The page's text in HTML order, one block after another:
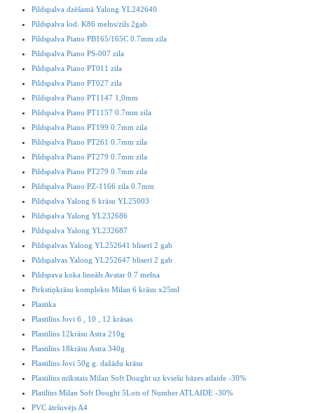
Pildspalva dzēšamā Yalong YL242640
Pildspalva lod. K86 melns/zils 2gab.
Pildspalva Piano PB165/165C 0.7mm zila
Pildspalva Piano PS-007 zila
Pildspalva Piano PT011 zila
Pildspalva Piano PT027 zila
Pildspalva Piano PT1147 1,0mm
Pildspalva Piano PT1157 0.7mm zila
Pildspalva Piano PT199 0.7mm zila
Pildspalva Piano PT261 0.7mm zila
Pildspalva Piano PT279 0.7mm zila
Pildspalva Piano PT279 0.7mm zila
Pildspalva Piano PZ-1166 zila 0.7mm
Pildspalva Yalong 6 krāsu YL25003
Pildspalva Yalong YL232686
Pildspalva Yalong YL232687
Pildspalvas Yalong YL252641 bliserī 2 gab
Pildspalvas Yalong YL252647 bliserī 2 gab
Pildspava koka lineāls Avatar 0.7 melna
Pirkstiņkrāsu komplekts Milan 6 krāsu x25ml
Plastika
Plastilīns Jovi 6 , 10 , 12 krāsas
Plastilīns 12krāsu Astra 210g
Plastilīns 18krāsu Astra 340g
Plastilīns Jovi 50g g. dažādu krāsu
Plastilīns mīkstais Milan Soft Dought uz kviešu bāzes atlaide -30%
Platilīns Milan Soft Dought 5Lots of Number ATLAIDE -30%
PVC ātršuvējs A4